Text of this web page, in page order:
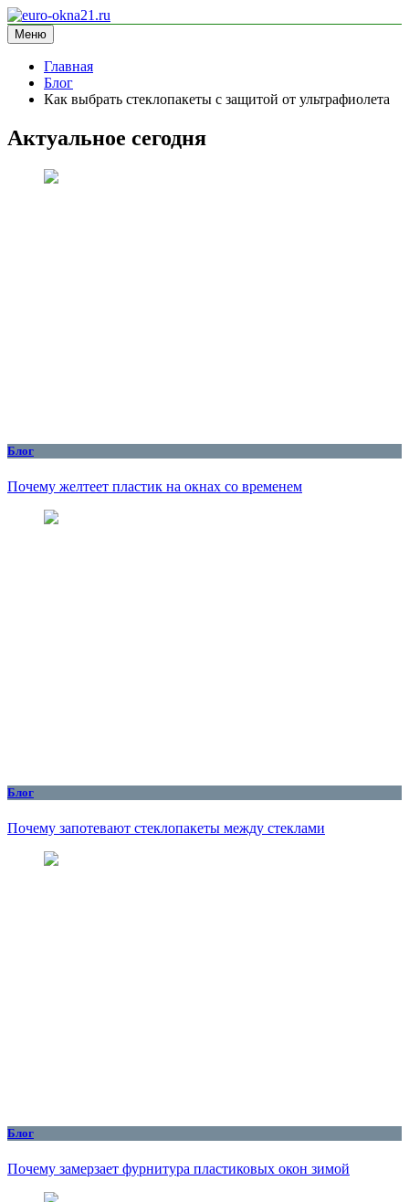
Перейти
к
содержимому
euro-okna21.ru
блог про окна
Меню
Главная
Блог
Как выбрать стеклопакеты с защитой от ультрафиолета
Актуальное сегодня
Блог
Почему желтеет пластик на окнах со временем
Блог
Почему запотевают стеклопакеты между стеклами
Блог
Почему замерзает фурнитура пластиковых окон зимой